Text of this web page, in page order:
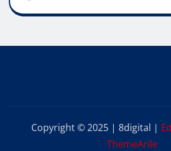
Copyright © 2025 | 8digital |
ThemeArile